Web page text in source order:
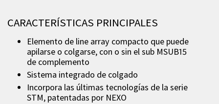
CARACTERÍSTICAS PRINCIPALES
Elemento de line array compacto que puede
apilarse o colgarse, con o sin el sub MSUB15
de complemento
Sistema integrado de colgado
Incorpora las últimas tecnologías de la serie
STM, patentadas por NEXO